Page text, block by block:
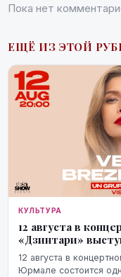
Пока нет
ЕЩЁ ИЗ ЭТОЙ
КУЛЬТУРА
12 августа в
«Дзинтари»
12 августа в
Юрмале состоится